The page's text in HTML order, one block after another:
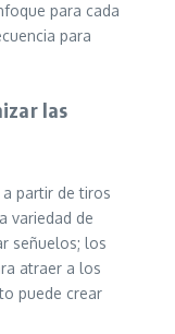
para cada
para
las
partir de tiros
variedad de
señuelos; los
atraer a los
puede crear